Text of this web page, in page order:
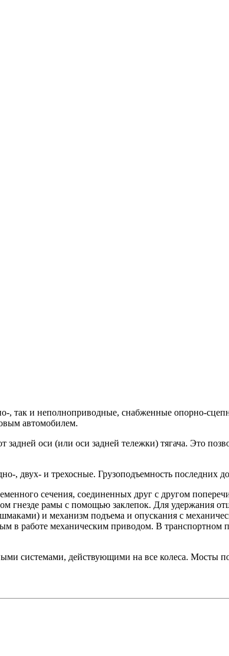
, так и неполноприводные, снабженные опорно-
автомобилем.
оси (или оси задней тележки) тягача. Это
, двух- и трехосные. Грузоподъемность последних
сечения, соединенных друг с другом
гнезде рамы с помощью заклепок. Для удержания
и механизм подъема и опускания с
в работе механическим приводом. В транспортном
системами, действующими на все колеса. Мосты